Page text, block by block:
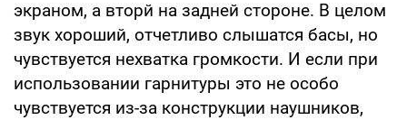
экраном, а вторй на задней стороне. В целом
звук хороший, отчетливо слышатся басы, но
чувствуется нехватка громкости. И если при
использовании гарнитуры это не особо
чувствуется из-за конструкции наушников,